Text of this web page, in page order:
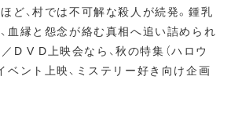
ど、村では不可解な殺人が続発。鍾乳
血縁と怨念が絡む真相へ追い詰められ
D V D上映会なら、秋の特集（ハロウ
ベント上映、ミステリー好き向け企画